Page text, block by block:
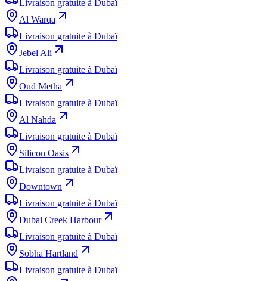
Livraison gratuite à Dubaï
Al Warqa
Livraison gratuite à Dubaï
Jebel Ali
Livraison gratuite à Dubaï
Oud Metha
Livraison gratuite à Dubaï
Al Nahda
Livraison gratuite à Dubaï
Silicon Oasis
Livraison gratuite à Dubaï
Downtown
Livraison gratuite à Dubaï
Dubai Creek Harbour
Livraison gratuite à Dubaï
Sobha Hartland
Livraison gratuite à Dubaï